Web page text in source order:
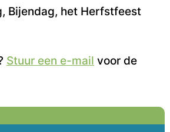
Bijendag, het Herfstfeest
Stuur een e-mail voor de